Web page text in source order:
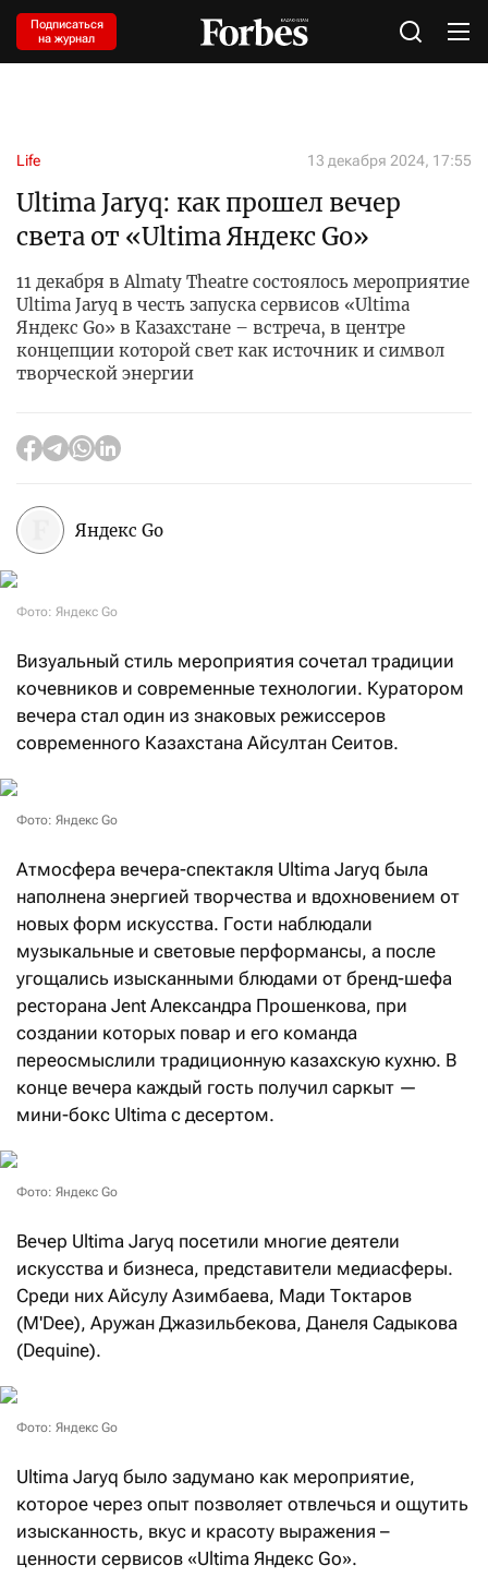
Подписаться
на журнал
Life 13 декабря 2024, 17:55
Ultima Jaryq: как прошел вечер
света от «Ultima Яндекс Go»
11 декабря в Almaty Theatre состоялось мероприятие
Ultima Jaryq в честь запуска сервисов «Ultima
Яндекс Go» в Казахстане – встреча, в центре
концепции которой свет как источник и символ
творческой энергии
Яндекс Go
Фото: Яндекс Go
Визуальный стиль мероприятия сочетал традиции
кочевников и современные технологии. Куратором
вечера стал один из знаковых режиссеров
современного Казахстана Айсултан Сеитов.
Фото: Яндекс Go
Атмосфера вечера-спектакля Ultima Jaryq была
наполнена энергией творчества и вдохновением от
новых форм искусства. Гости наблюдали
музыкальные и световые перформансы, а после
угощались изысканными блюдами от бренд-шефа
ресторана Jent Александра Прошенкова, при
создании которых повар и его команда
переосмыслили традиционную казахскую кухню. В
конце вечера каждый гость получил саркыт —
мини-бокс Ultima с десертом.
Фото: Яндекс Go
Вечер Ultima Jaryq посетили многие деятели
искусства и бизнеса, представители медиасферы.
Среди них Айсулу Азимбаева, Мади Токтаров
(M'Dee), Аружан Джазильбекова, Данеля Садыкова
(Dequine).
Фото: Яндекс Go
Ultima Jaryq было задумано как мероприятие,
которое через опыт позволяет отвлечься и ощутить
изысканность, вкус и красоту выражения –
ценности сервисов «Ultima Яндекс Go».